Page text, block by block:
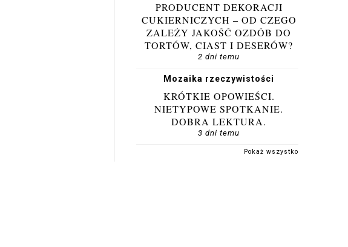
PRODUCENT DEKORACJI
CUKIERNICZYCH – OD CZEGO
ZALEŻY JAKOŚĆ OZDÓB DO
TORTÓW, CIAST I DESERÓW?
2 dni temu
Mozaika rzeczywistości
KRÓTKIE OPOWIEŚCI.
NIETYPOWE SPOTKANIE.
DOBRA LEKTURA.
3 dni temu
Pokaż wszystko